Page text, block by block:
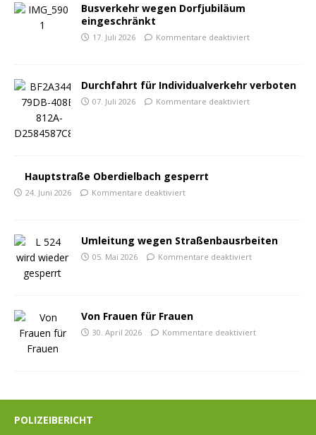
Busverkehr wegen Dorfjubiläum
eingeschränkt
17. Juli 2026 Kommentare deaktiviert
Durchfahrt für Individualverkehr verboten
07. Juli 2026 Kommentare deaktiviert
Hauptstraße Oberdielbach gesperrt
24. Juni 2026 Kommentare deaktiviert
Umleitung wegen Straßenbausrbeiten
05. Mai 2026 Kommentare deaktiviert
Von Frauen für Frauen
30. April 2026 Kommentare deaktiviert
POLIZEIBERICHT